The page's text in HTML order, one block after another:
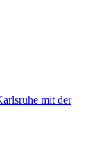
mit der